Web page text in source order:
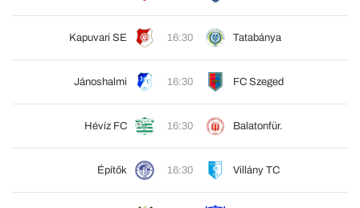
Kapuvari SE 16:30 Tatabánya
Jánoshalmi 16:30 FC Szeged
Hévíz FC 16:30 Balatonfür.
Építők 16:30 Villány TC